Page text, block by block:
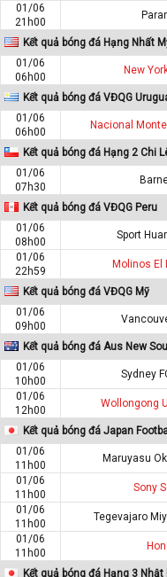
01/06
21h00
Kết quả bóng đá Hạng Nhất
01/06
06h00
New
Kết quả bóng đá VĐQG
01/06
06h00
Nacional
Kết quả bóng đá Hạng 2 Chi
01/06
07h30
Kết quả bóng đá VĐQG Peru
01/06
08h00
Sport
01/06
22h59
Molinos El
Kết quả bóng đá VĐQG Mỹ
01/06
09h00
Kết quả bóng đá Aus New
01/06
10h00
Sydney
01/06
12h00
Wollongong
Kết quả bóng đá Japan
01/06
11h00
Maruyasu
01/06
11h00
Sony
01/06
11h00
Tegevajaro
01/06
11h00
Kết quả bóng đá Hạng 3 Nhật